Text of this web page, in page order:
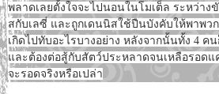
พลาดเลยตั้งใจจะไปนอนในโมเต็ล ระหว่าง
สกับเลซี่ และถูกเดนนิสใช้ปืนบังคับให้พาพว
เกิดไปทับอะไรบางอย่าง หลังจากนั้นทั้ง 4 ค
และต้องต่อสู้กับสัตว์ประหลาดจนเหลือรอดแ
จะรอดจริงหรือเปล่า